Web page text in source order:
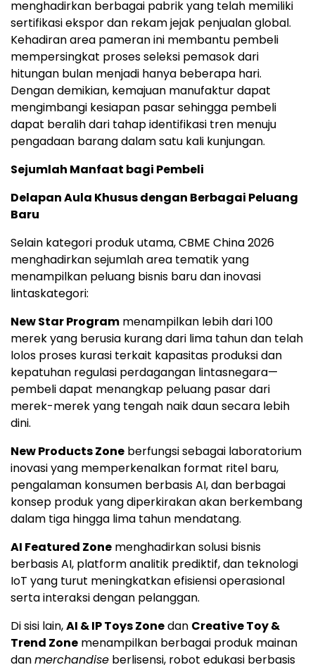
menghadirkan berbagai pabrik yang telah memiliki
sertifikasi ekspor dan rekam jejak penjualan global.
Kehadiran area pameran ini membantu pembeli
mempersingkat proses seleksi pemasok dari
hitungan bulan menjadi hanya beberapa hari.
Dengan demikian, kemajuan manufaktur dapat
mengimbangi kesiapan pasar sehingga pembeli
dapat beralih dari tahap identifikasi tren menuju
pengadaan barang dalam satu kali kunjungan.
Sejumlah Manfaat bagi Pembeli
Delapan Aula Khusus dengan Berbagai Peluang
Baru
Selain kategori produk utama, CBME China 2026
menghadirkan sejumlah area tematik yang
menampilkan peluang bisnis baru dan inovasi
lintaskategori:
New Star Program menampilkan lebih dari 100
merek yang berusia kurang dari lima tahun dan telah
lolos proses kurasi terkait kapasitas produksi dan
kepatuhan regulasi perdagangan lintasnegara—
pembeli dapat menangkap peluang pasar dari
merek-merek yang tengah naik daun secara lebih
dini.
New Products Zone berfungsi sebagai laboratorium
inovasi yang memperkenalkan format ritel baru,
pengalaman konsumen berbasis AI, dan berbagai
konsep produk yang diperkirakan akan berkembang
dalam tiga hingga lima tahun mendatang.
AI Featured Zone menghadirkan solusi bisnis
berbasis AI, platform analitik prediktif, dan teknologi
IoT yang turut meningkatkan efisiensi operasional
serta interaksi dengan pelanggan.
Di sisi lain,AI & IP Toys Zonedan Creative Toy &
Trend Zone menampilkan berbagai produk mainan
danmerchandise berlisensi, robot edukasi berbasis